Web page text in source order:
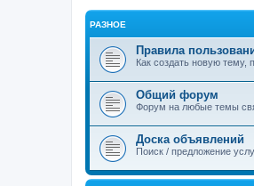
РАЗНОЕ
Правила
Как создать новую тему,
Общий форум
Форум на любые темы
Доска объявлений
Поиск / предложение